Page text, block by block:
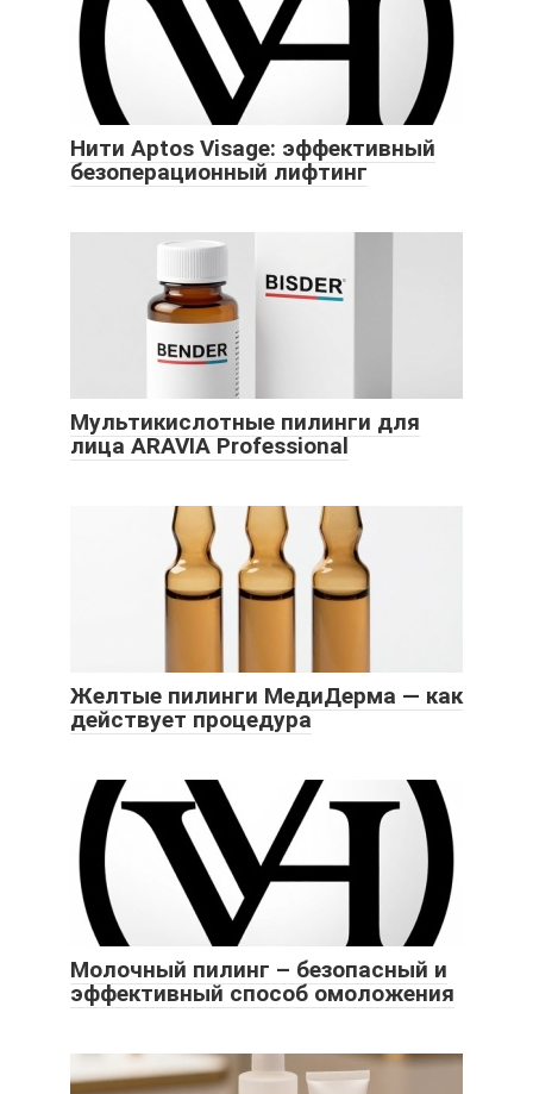
Нити Aptos Visage: эффективный
безоперационный лифтинг
Мультикислотные пилинги для
лица ARAVIA Professional
Желтые пилинги МедиДерма — как
действует процедура
Молочный пилинг – безопасный и
эффективный способ омоложения